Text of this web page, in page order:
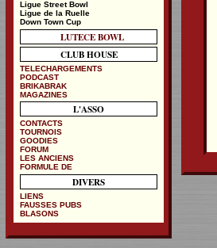
Ligue Street Bowl
Ligue de la Ruelle
Down Town Cup
LUTECE BOWL
CLUB HOUSE
TELECHARGEMENTS
PODCAST
BRIKABRAK
MAGAZINES
L'ASSO
CONTACTS
TOURNOIS
GOODIES
FORUM
LES ANCIENS
FORMULE DE
DIVERS
LIENS
FAUSSES PUBS
BLASONS